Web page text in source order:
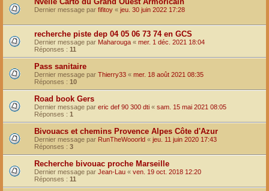
Dernier message par fifitoy « jeu. 30 juin 2022 17:28
recherche piste dep 04 05 06 73 74 en GCS
Dernier message par Maharouga « mer. 1 déc. 2021 18:04
Réponses : 11
Pass sanitaire
Dernier message par Thierry33 « mer. 18 août 2021 08:35
Réponses : 10
Road book Gers
Dernier message par eric def 90 300 dti « sam. 15 mai 2021 08:05
Réponses : 1
Bivouacs et chemins Provence Alpes Côte d'Azur
Dernier message par RunTheWooorld « jeu. 11 juin 2020 17:43
Réponses : 3
Recherche bivouac proche Marseille
Dernier message par Jean-Lau « ven. 19 oct. 2018 12:20
Réponses : 11